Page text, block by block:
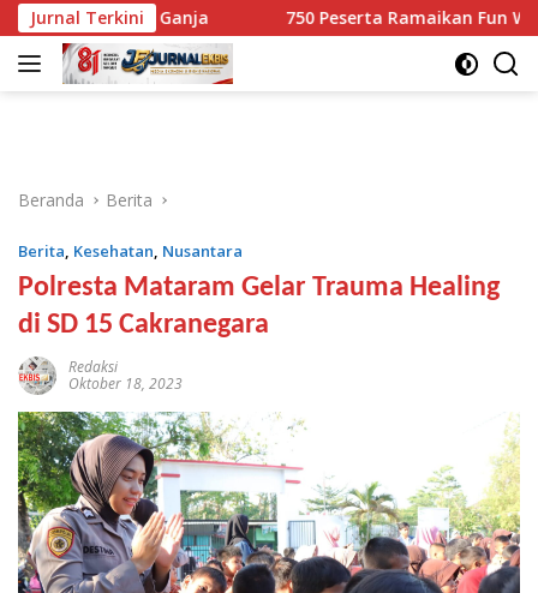
Langsung
ke
konten
Jurnal Terkini
Kg Ganja 750 Peserta Ramaikan Fun Walk RINJANI
Beranda Berita
Berita, Kesehatan, Nusantara
Polresta Mataram Gelar Trauma Healing
di SD 15 Cakranegara
Redaksi
Oktober 18, 2023